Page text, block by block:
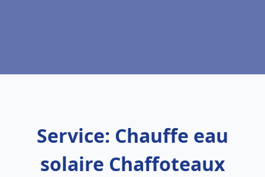
Service: Chauffe eau
solaire Chaffoteaux